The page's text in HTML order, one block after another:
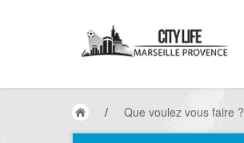
/ Que voulez vous faire ?